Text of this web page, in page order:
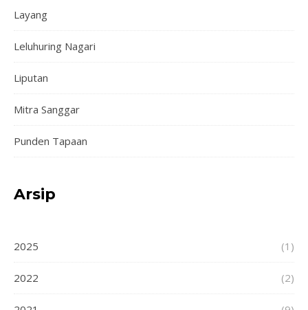
Layang
Leluhuring Nagari
Liputan
Mitra Sanggar
Punden Tapaan
Arsip
2025 (1)
2022 (2)